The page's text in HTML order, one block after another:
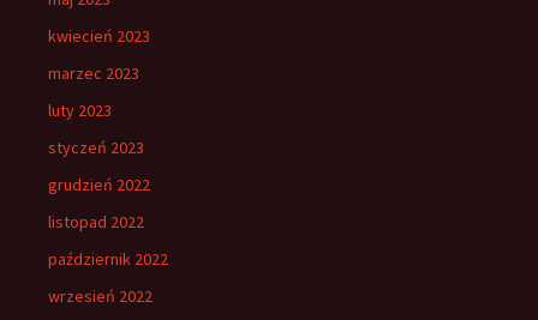
kwiecień 2023
marzec 2023
luty 2023
styczeń 2023
grudzień 2022
listopad 2022
październik 2022
wrzesień 2022